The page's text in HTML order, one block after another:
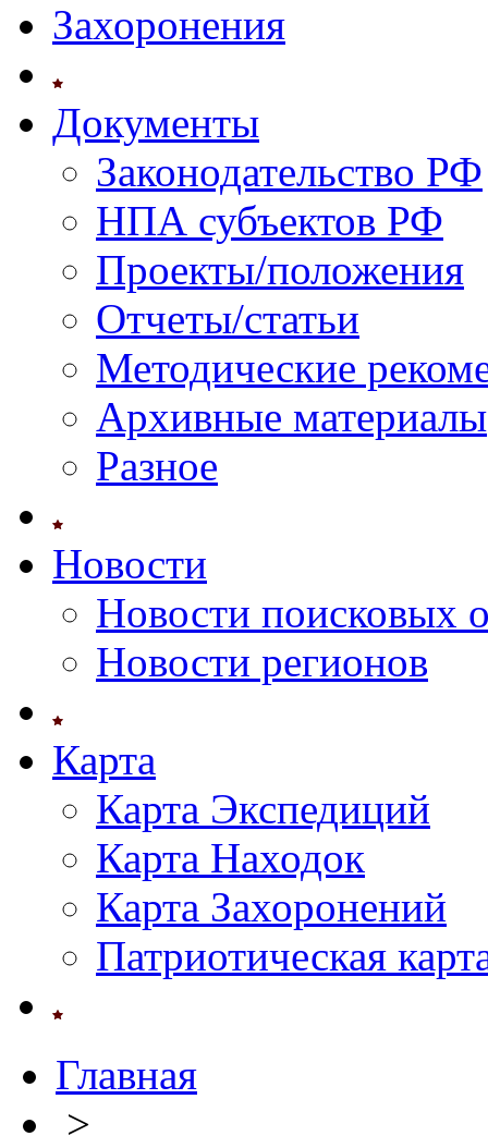
Захоронения
Документы
Законодательство РФ
НПА субъектов РФ
Проекты/положения
Отчеты/статьи
Методические
Архивные материалы
Разное
Новости
Новости поисковых
Новости регионов
Карта
Карта Экспедиций
Карта Находок
Карта Захоронений
Патриотическая
Главная
>